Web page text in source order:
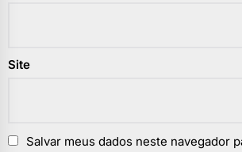
Site
Salvar meus dados neste navegador